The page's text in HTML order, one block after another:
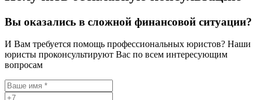
Вы оказались в сложной финансовой ситуации?
И Вам требуется помощь профессиональных юристов? Наши
юристы проконсультируют Вас по всем интересующим
вопросам